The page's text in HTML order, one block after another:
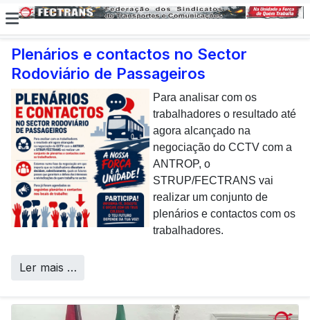
Plenários e contactos no Sector
Rodoviário de Passageiros
Para analisar com os
trabalhadores o resultado até
agora alcançado na
negociação do CCTV com a
ANTROP, o
STRUP/FECTRANS vai
realizar um conjunto de
plenários e contactos com os
trabalhadores.
Ler mais …
E não posso […] deixar de
dar uma nota de
agradecimento aos
colaboradores da CP que,
todos os dias, enfrentam com
sucesso os desafios
operacionais de manutenção
inerentes a uma frota tão
envelhecida.
Call Centers